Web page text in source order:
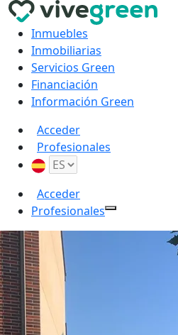
Inmuebles
Inmobiliarias
Servicios Green
Financiación
Información Green
Acceder
Profesionales
Acceder
Profesionales